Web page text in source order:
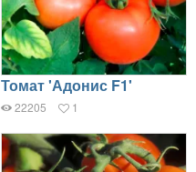
Томат 'Адонис F1'
22205 1